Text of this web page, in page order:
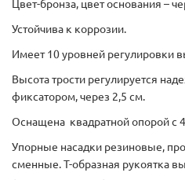
Цвет-бронза, цвет основания –
Устойчива к коррозии.
Имеет 10 уровней регулировки
Высота трости регулируется
фиксатором, через 2,5 см.
Оснащена квадратной опорой с
Упорные насадки резиновые,
сменные. Т-образная рукоятка